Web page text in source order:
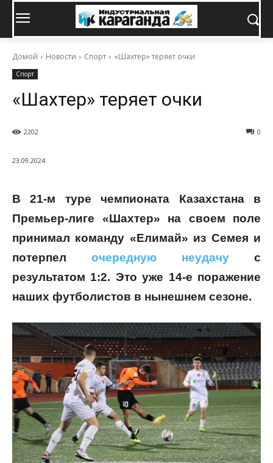
Домой Новости Спорт «Шахтер» теряет очки
Спорт
«Шахтер» теряет очки
0
2202
23.09.2024
В 21-м туре чемпионата Казахстана в
Премьер-лиге «Шахтер» на своем поле
принимал команду «Елимай» из Семея и
потерпел очередную неудачу с
результатом 1:2. Это уже 14-е поражение
наших футболистов в нынешнем сезоне.